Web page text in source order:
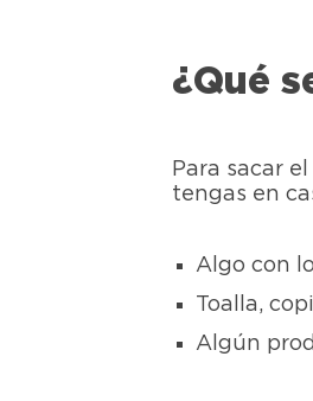
¿Qué
Para sacar
tengas en
Algo con
Toalla,
Algún